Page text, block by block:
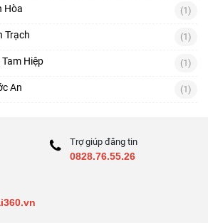
Hòa (1)
Trạch (1)
Hiệp (1)
An (1)
Trợ giúp đăng tin
0828.76.55.26